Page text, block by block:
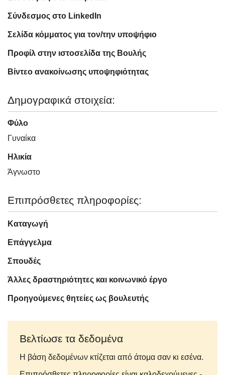
Σύνδεσμος στο LinkedIn
Σελίδα κόμματος για τον/την υποψήφιο
Προφίλ στην ιστοσελίδα της Βουλής
Βίντεο ανακοίνωσης υποψηφιότητας
Δημογραφικά στοιχεία:
Φύλο
Γυναίκα
Ηλικία
Άγνωστo
Επιπρόσθετες πληροφορίες:
Καταγωγή
Επάγγελμα
Σπουδές
Άλλες δραστηριότητες και κοινωνικό έργο
Προηγούμενες θητείες ως βουλευτής
Βελτίωσε τα δεδομένα
Η βάση δεδομένων κτίζεται από άτομα σαν κι εσένα.